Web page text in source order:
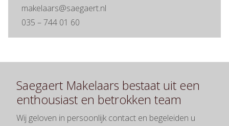
makelaars@saegaert.nl
035 – 744 01 60
Saegaert Makelaars bestaat uit een
enthousiast en betrokken team
Wij geloven in persoonlijk contact en begeleiden u